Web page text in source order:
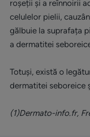
roșeții și a reînnoirii
celulelor pielii,
gălbuie la suprafața
a dermatitei
Totuși, există o
dermatitei seboreice
(1)Dermato-info.fr,